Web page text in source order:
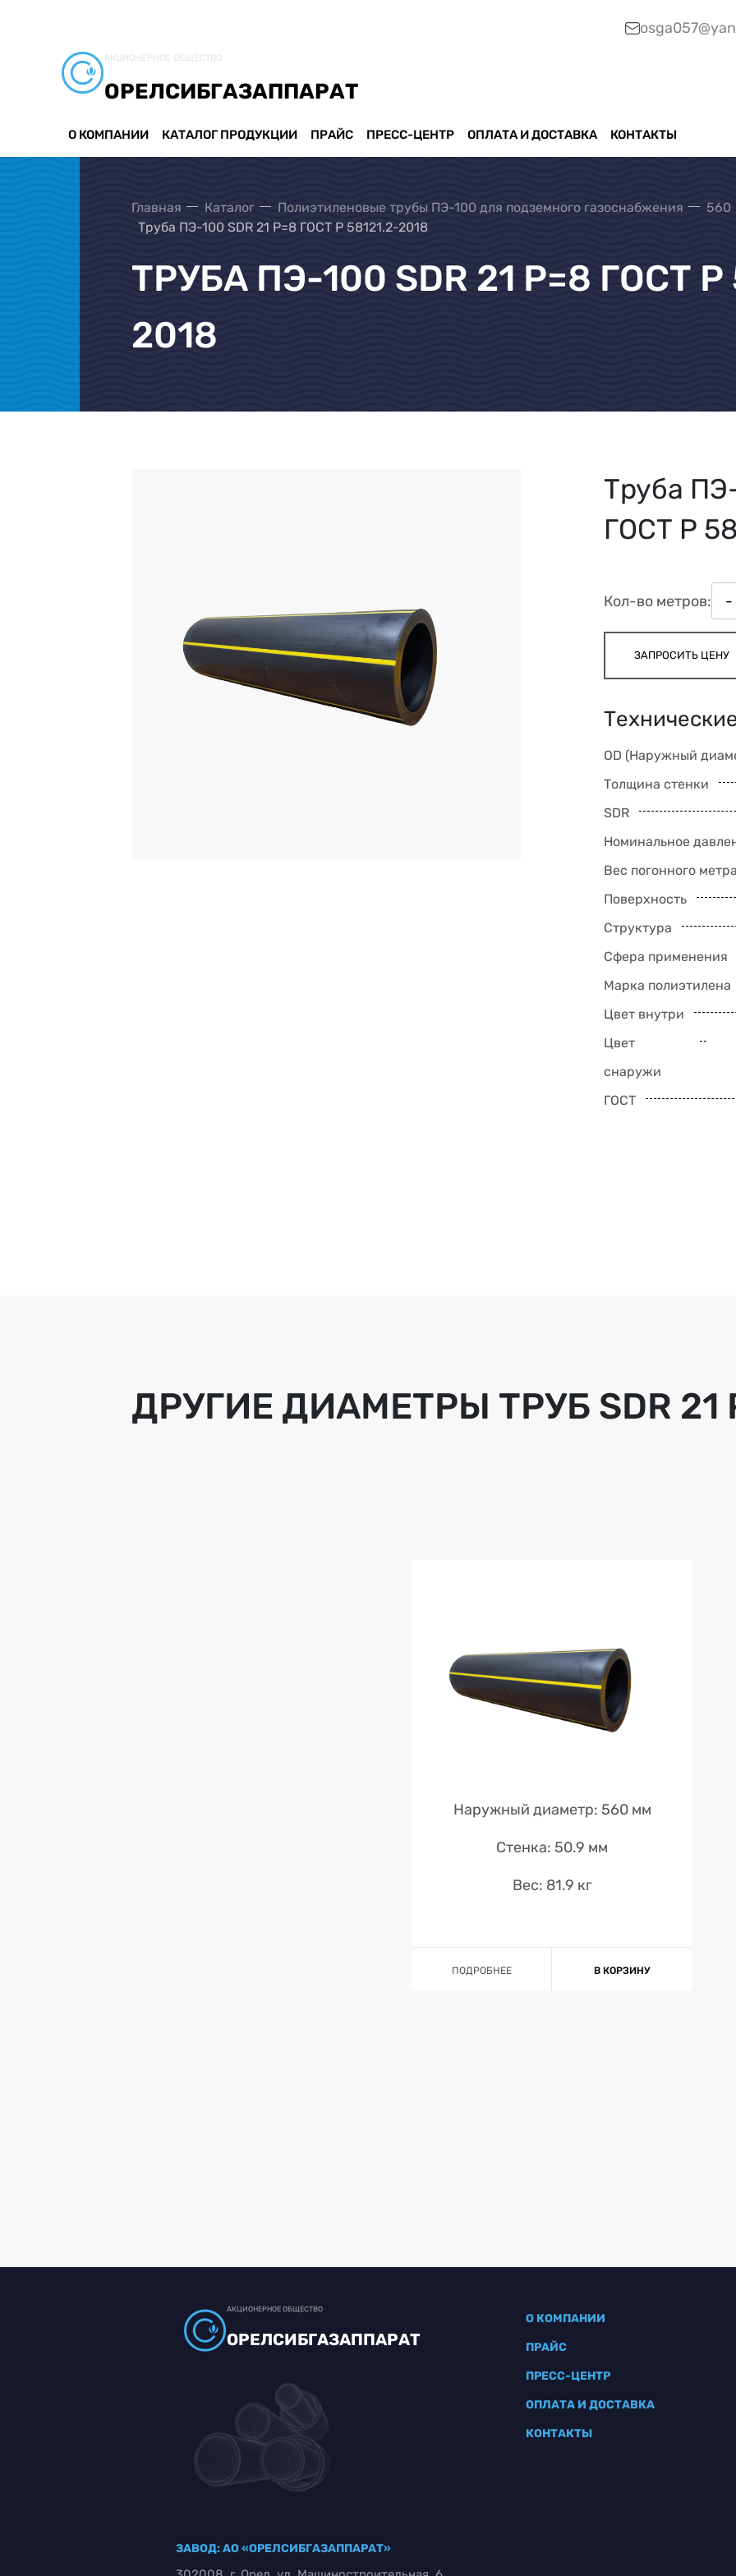
АКЦИОНЕРНОЕ ОБЩЕСТВО
ОРЕЛСИБГАЗАППАРАТ
О КОМПАНИИ КАТАЛОГ ПРОДУКЦИИ ПРАЙС ПРЕСС-ЦЕНТР ОПЛАТА И ДОСТАВКА КОНТАКТЫ
Главная Каталог Полиэтиленовые трубы ПЭ-100 для подземного газоснабжения
560
Труба ПЭ-100 SDR 21 Р=8 ГОСТ Р 58121.2-2018
ТРУБА ПЭ-100 SDR 21 Р=8 ГОСТ Р
2018
Труба
ГОСТ Р
Кол-во метров: -
ЗАПРОСИТЬ ЦЕНУ
OD (Наружный
Толщина стенки
SDR
Номинальное
Вес погонного
Поверхность
Структура
Сфера применения
Марка полиэтилена
Цвет внутри
Цвет
снаружи
ГОСТ
ДРУГИЕ ДИАМЕТРЫ ТРУБ SDR 21
Наружный диаметр: 560 мм
Стенка: 50.9 мм
Вес: 81.9 кг
ПОДРОБНЕЕ В КОРЗИНУ
АКЦИОНЕРНОЕ ОБЩЕСТВО
ОРЕЛСИБГАЗАППАРАТ
О КОМПАНИИ
ПРАЙС
ПРЕСС-ЦЕНТР
ОПЛАТА И ДОСТАВКА
КОНТАКТЫ
ЗАВОД: АО «ОРЕЛСИБГАЗАППАРАТ»